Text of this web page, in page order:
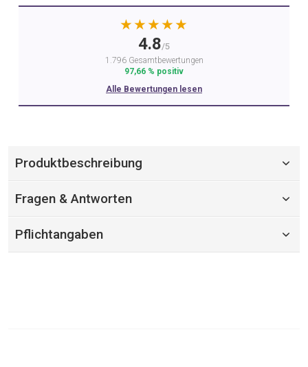
★★★★★
4.8/5
1.796 Gesamtbewertungen
97,66 % positiv
Alle Bewertungen lesen
Produktbeschreibung
Fragen & Antworten
Pflichtangaben